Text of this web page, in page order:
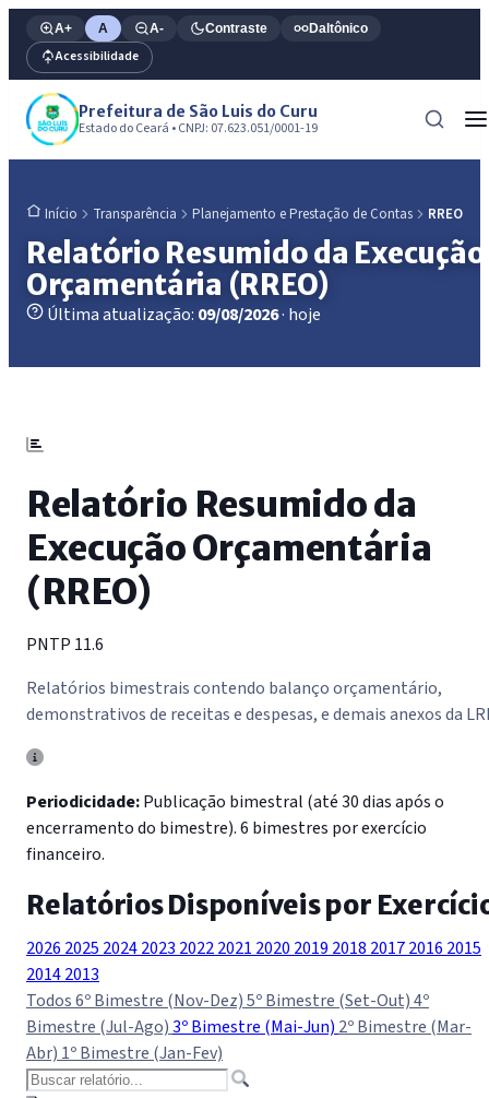
A+ A A- Contraste Daltônico
Acessibilidade
Prefeitura de São Luis do Curu
Estado do Ceará • CNPJ: 07.623.051/0001-19
Início Transparência Planejamento e Prestação de Contas RREO
Relatório Resumido da Execução
Orçamentária (RREO)
Última atualização: 09/08/2026· hoje
Relatório Resumido da
Execução Orçamentária
(RREO)
PNTP 11.6
Relatórios bimestrais contendo balanço orçamentário,
demonstrativos de receitas e despesas, e demais anexos da
Periodicidade:Publicação bimestral (até 30 dias após o
encerramento do bimestre). 6 bimestres por exercício
financeiro.
Relatórios Disponíveis por
2026 2025 20242023 20222021 2020 2019 2018 20172016 2015
20142013
Todos6º Bimestre (Nov-Dez)5º Bimestre (Set-Out)4º
Bimestre (Jul-Ago)3º Bimestre (Mai-Jun) 2º Bimestre (Mar-
Abr) 1º Bimestre (Jan-Fev)